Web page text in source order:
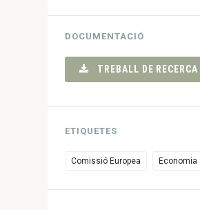
DOCUMENTACIÓ
TREBALL DE
ETIQUETES
Comissió Europea Economia